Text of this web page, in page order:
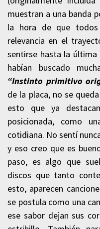
muestran a una banda
la hora de que
relevancia en el
sentirse hasta la
habían buscado
“Instinto primitivo
de la placa, no se
esto que ya
posicionada, como
cotidiana. No sentí
y eso creo que es
paso, es algo que
discos que tanto
esto, aparecen
se postula como una
ese sabor dejan sus